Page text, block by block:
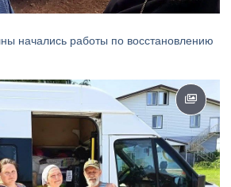
начались работы по восстановлению